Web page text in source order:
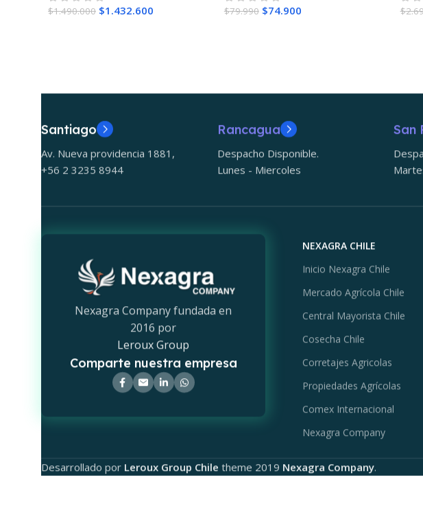
$1.490.000 $1.432.600 $79.990 $74.900 $
Santiago
Av. Nueva providencia 1881,
+56 2 3235 8944
Rancagua
Despacho Disponible.
Lunes - Miercoles
San
Nexagra Company fundada en
2016 por
Leroux Group
Comparte nuestra empresa
NEXAGRA CHILE
Inicio Nexagra Chile
Mercado Agrícola Chile
Central Mayorista Chile
Cosecha Chile
Corretajes Agricolas
Propiedades Agrícolas
Comex Internacional
Nexagra Company
Desarrollado por Leroux Group Chile theme 2019 Nexagra Company.